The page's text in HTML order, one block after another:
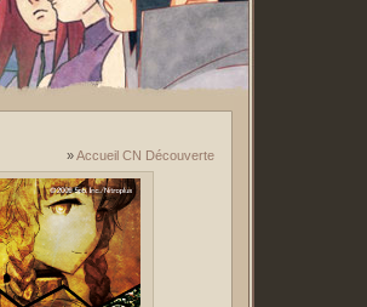
»Accueil CN Découverte